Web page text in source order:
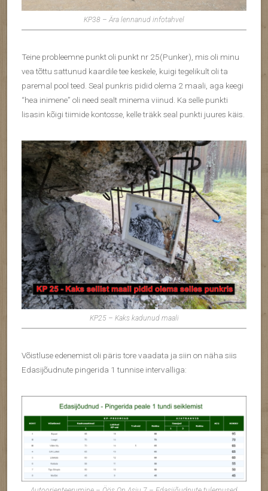
KP38 – Ära lennanud infotahvel
Teine probleemne punkt oli punkt nr 25(Punker), mis oli minu
vea tõttu sattunud kaardile tee keskele, kuigi tegelikult oli ta
paremal pool teed. Seal punkris pidid olema 2 maali, aga keegi
“hea inimene” oli need sealt minema viinud. Ka selle punkti
lisasin kõigi tiimide kontosse, kelle träkk seal punkti juures käis.
KP25 – Kaks kadunud maali
Võistluse edenemist oli päris tore vaadata ja siin on näha siis
Edasijõudnute pingerida 1 tunnise intervalliga: